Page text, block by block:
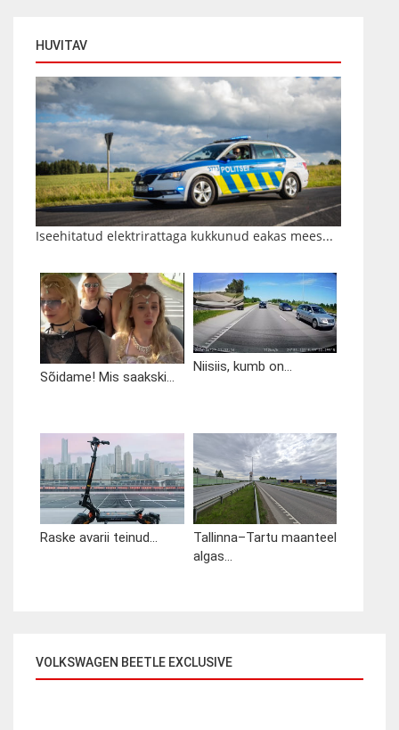
HUVITAV
Iseehitatud elektrirattaga kukkunud eakas mees...
Sõidame! Mis saakski...
Niisiis, kumb on...
Raske avarii teinud...
Tallinna–Tartu maanteel
algas...
VOLKSWAGEN BEETLE EXCLUSIVE